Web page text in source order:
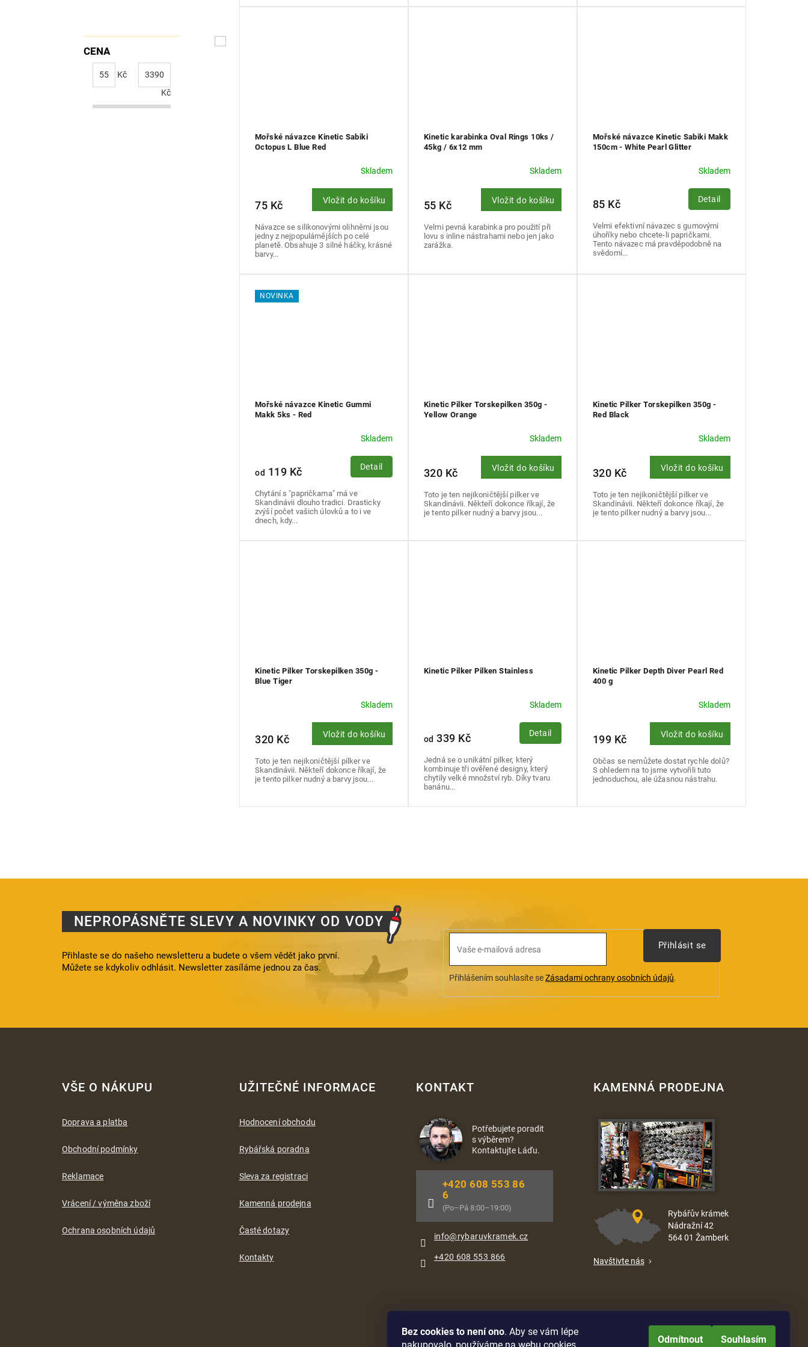
Bez cookies to není ono. Aby se vám lépe
Odmítnout Souhlasím
CENA
55 Kč
3390
Kč
Mořské návazce Kinetic Sabiki
Octopus L Blue Red
Skladem
75 Kč Vložit do košíku
Návazce se silikonovými olihněmi jsou
jedny z nejpopulárnějších po celé
planetě. Obsahuje 3 silné háčky, krásné
barvy...
Kinetic karabinka Oval Rings 10ks /
45kg / 6x12 mm
Skladem
55 Kč Vložit do košíku
Velmi pevná karabinka pro použití při
lovu s inline nástrahami nebo jen jako
zarážka.
Mořské návazce Kinetic Sabiki Makk
150cm - White Pearl Glitter
Skladem
85 Kč Detail
Velmi efektivní návazec s gumovými
úhoříky nebo chcete-li papričkami.
Tento návazec má pravděpodobně na
svědomí...
NOVINKA
Mořské návazce Kinetic Gummi
Makk 5ks - Red
Skladem
od 119 Kč Detail
Chytání s "papričkama" má ve
Skandinávii dlouho tradici. Drasticky
zvýší počet vašich úlovků a to i ve
dnech, kdy...
Kinetic Pilker Torskepilken 350g -
Yellow Orange
Skladem
320 Kč Vložit do košíku
Toto je ten nejikoničtější pilker ve
Skandinávii. Někteří dokonce říkají, že
je tento pilker nudný a barvy jsou...
Kinetic Pilker Torskepilken 350g -
Red Black
Skladem
320 Kč Vložit do košíku
Toto je ten nejikoničtější pilker ve
Skandinávii. Někteří dokonce říkají, že
je tento pilker nudný a barvy jsou...
Kinetic Pilker Torskepilken 350g -
Blue Tiger
Skladem
320 Kč Vložit do košíku
Toto je ten nejikoničtější pilker ve
Skandinávii. Někteří dokonce říkají, že
je tento pilker nudný a barvy jsou...
Kinetic Pilker Pilken Stainless
Skladem
od 339 Kč Detail
Jedná se o unikátní pilker, který
kombinuje tři ověřené designy, který
chytily velké množství ryb. Díky tvaru
banánu...
Kinetic Pilker Depth Diver Pearl Red
400 g
Skladem
199 Kč Vložit do košíku
Občas se nemůžete dostat rychle dolů?
S ohledem na to jsme vytvořili tuto
jednoduchou, ale úžasnou nástrahu.
a
r
k
ý
p
u
NEPROPÁSNĚTE SLEVY A NOVINKY OD VODY
Přihlaste se do našeho newsletteru a budete o všem vědět jako první.
Můžete se kdykoliv odhlásit. Newsletter zasíláme jednou za čas.
Přihlášením souhlasíte seZásadami ochrany osobních údajů.
Přihlásit se
VŠE O NÁKUPU
Doprava a platba
Obchodní podmínky
Reklamace
Vrácení / výměna zboží
Ochrana osobních údajů
UŽITEČNÉ INFORMACE
Hodnocení obchodu
Rybářská poradna
Sleva za registraci
Kamenná prodejna
Časté dotazy
Kontakty
KONTAKT
Potřebujete poradit
s výběrem?
Kontaktujte Láďu.
info@rybaruvkramek.cz
+420 608 553 86
6
(Po–Pá 8:00–19:00)
+420 608 553 866
KAMENNÁ PRODEJNA
Rybářův krámek
Nádražní 42
564 01 Žamberk
Navštivte nás